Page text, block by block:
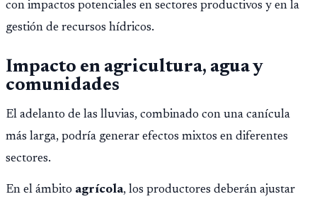
con impactos potenciales en sectores productivos y en la
gestión de recursos hídricos.
Impacto en agricultura, agua y
comunidades
El adelanto de las lluvias, combinado con una canícula
más larga, podría generar efectos mixtos en diferentes
sectores.
En el ámbito agrícola, los productores deberán ajustar